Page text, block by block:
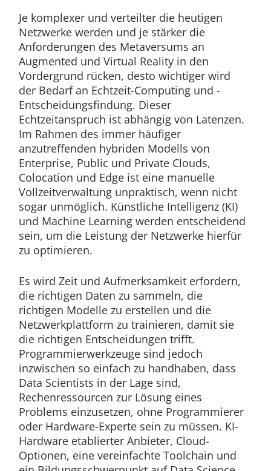
Je komplexer und verteilter die heutigen
Netzwerke werden und je stärker die
Anforderungen des Metaversums an
Augmented und Virtual Reality in den
Vordergrund rücken, desto wichtiger wird
der Bedarf an Echtzeit-Computing und -
Entscheidungsfindung. Dieser
Echtzeitanspruch ist abhängig von Latenzen.
Im Rahmen des immer häufiger
anzutreffenden hybriden Modells von
Enterprise, Public und Private Clouds,
Colocation und Edge ist eine manuelle
Vollzeitverwaltung unpraktisch, wenn nicht
sogar unmöglich. Künstliche Intelligenz (KI)
und Machine Learning werden entscheidend
sein, um die Leistung der Netzwerke hierfür
zu optimieren.
Es wird Zeit und Aufmerksamkeit erfordern,
die richtigen Daten zu sammeln, die
richtigen Modelle zu erstellen und die
Netzwerkplattform zu trainieren, damit sie
die richtigen Entscheidungen trifft.
Programmierwerkzeuge sind jedoch
inzwischen so einfach zu handhaben, dass
Data Scientists in der Lage sind,
Rechenressourcen zur Lösung eines
Problems einzusetzen, ohne Programmierer
oder Hardware-Experte sein zu müssen. KI-
Hardware etablierter Anbieter, Cloud-
Optionen, eine vereinfachte Toolchain und